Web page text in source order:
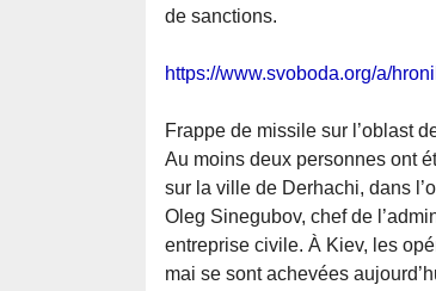
de sanctions.
https://www.svoboda.org/a/
Frappe de missile sur l’oblast
Au moins deux personnes ont
sur la ville de Derhachi, dans
Oleg Sinegubov, chef de
entreprise civile. À Kiev, les
mai se sont achevées